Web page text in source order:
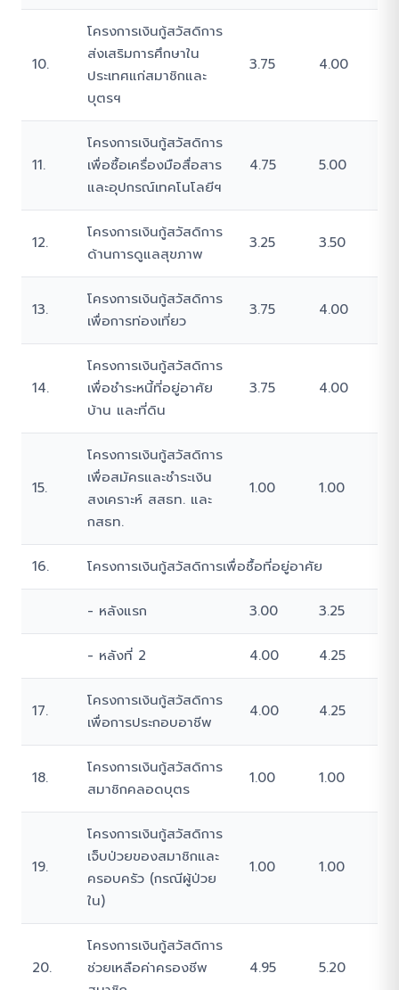
10.
โครงการเงินกู้สวัสดิการ
ส่งเสริมการศึกษาใน
ประเทศแก่สมาชิกและ
บุตรฯ
3.75 4.00
11.
โครงการเงินกู้สวัสดิการ
เพื่อซื้อเครื่องมือสื่อสาร
และอุปกรณ์เทคโนโลยีฯ
4.75 5.00
12.
โครงการเงินกู้สวัสดิการ
ด้านการดูแลสุขภาพ
3.25 3.50
13.
โครงการเงินกู้สวัสดิการ
เพื่อการท่องเที่ยว
3.75 4.00
14.
โครงการเงินกู้สวัสดิการ
เพื่อชำระหนี้ที่อยู่อาศัย
บ้าน และที่ดิน
3.75 4.00
15.
โครงการเงินกู้สวัสดิการ
เพื่อสมัครและชำระเงิน
สงเคราะห์ สสธท. และ
กสธท.
1.00 1.00
16. โครงการเงินกู้สวัสดิการเพื่อซื้อที่อยู่อาศัย
- หลังแรก 3.00 3.25
- หลังที่ 2 4.00 4.25
17.
โครงการเงินกู้สวัสดิการ
เพื่อการประกอบอาชีพ
4.00 4.25
18.
โครงการเงินกู้สวัสดิการ
สมาชิกคลอดบุตร
1.00 1.00
19.
โครงการเงินกู้สวัสดิการ
เจ็บป่วยของสมาชิกและ
ครอบครัว (กรณีผู้ป่วย
ใน)
1.00 1.00
20.
โครงการเงินกู้สวัสดิการ
ช่วยเหลือค่าครองชีพ
4.95 5.20